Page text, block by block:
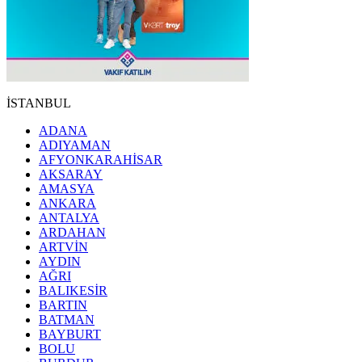
İSTANBUL
ADANA
ADIYAMAN
AFYONKARAHİSAR
AKSARAY
AMASYA
ANKARA
ANTALYA
ARDAHAN
ARTVİN
AYDIN
AĞRI
BALIKESİR
BARTIN
BATMAN
BAYBURT
BOLU